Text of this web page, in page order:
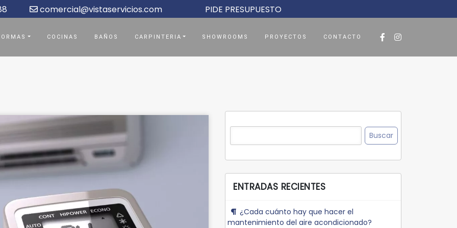
comercial@vistaservicios.com PIDE PRESUPUESTO
COCINAS BAÑOS CARPINTERIA SHOWROOMS PROYECTOS CONTACTO
Buscar:
ENTRADAS RECIENTES
¿Cada cuánto hay que hacer el
mantenimiento del aire acondicionado?